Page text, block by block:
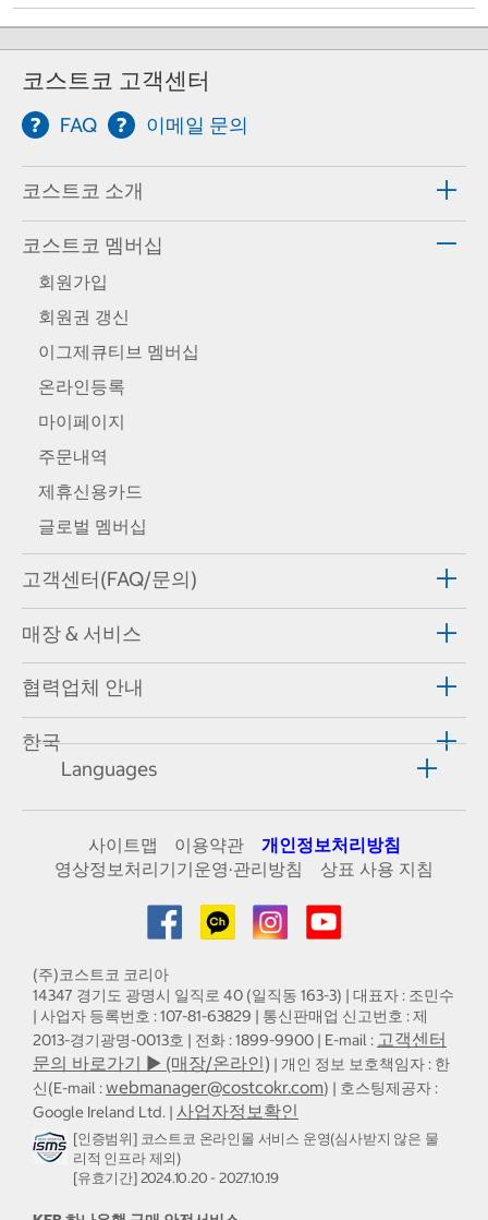
코스트코 고객센터
FAQ 이메일 문의
코스트코 소개
코스트코 멤버십
회원가입
회원권 갱신
이그제큐티브 멤버십
온라인등록
마이페이지
주문내역
제휴신용카드
글로벌 멤버십
고객센터(FAQ/문의)
매장 & 서비스
협력업체 안내
한국
Languages
사이트맵 이용약관
개인정보처리방침
영상정보처리기기운영·관리방침
상표 사용 지침
(주)코스트코 코리아
14347 경기도 광명시 일직로 40 (일직동 163-3) | 대표자 : 조민수
| 사업자 등록번호 : 107-81-63829 | 통신판매업 신고번호 : 제
2013-경기광명-0013호 | 전화 : 1899-9900 | E-mail : 고객센터
문의 바로가기 ▶ (매장/온라인) | 개인 정보 보호책임자 : 한
신(E-mail :webmanager@costcokr.com) | 호스팅제공자 :
Google Ireland Ltd. | 사업자정보확인
[인증범위] 코스트코 온라인몰 서비스 운영(심사받지 않은 물
리적 인프라 제외)
[유효기간] 2024.10.20 - 2027.10.19